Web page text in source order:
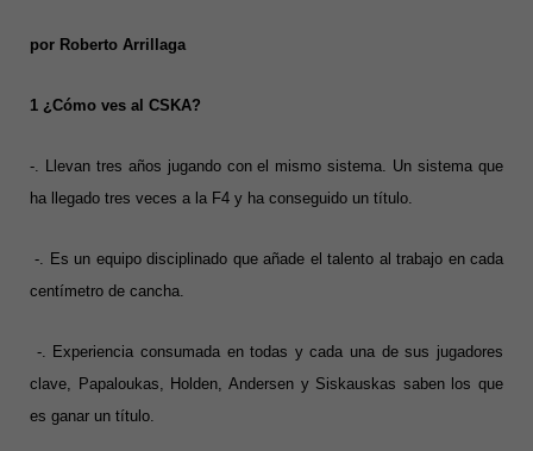
por Roberto Arrillaga
1 ¿Cómo ves al CSKA?
-. Llevan tres años jugando con el mismo sistema. Un sistema que
ha llegado tres veces a la F4 y ha conseguido un título.
-. Es un equipo disciplinado que añade el talento al trabajo en cada
centímetro de cancha.
-. Experiencia consumada en todas y cada una de sus jugadores
clave, Papaloukas, Holden, Andersen y Siskauskas saben los que
es ganar un título.